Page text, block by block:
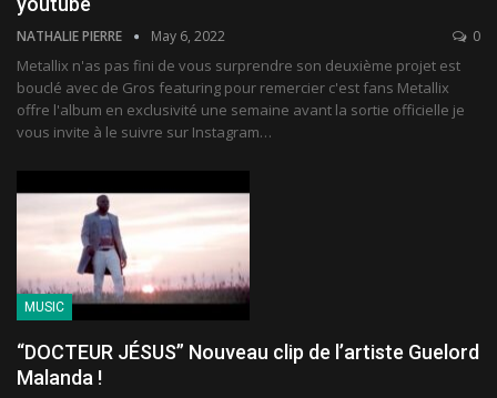
NATHALIE PIERRE May 6, 2022 0
Metallix n'as pas fini de vous surprendre son deuxième projet est
bouclé avec de Gros featuring pour remercier c'est fans Metallix
offre l'album en exclusivité une semaine avant la sortie officielle je
vous invite à le suivre sur Instagram…
MUSIC
“DOCTEUR JÉSUS” Nouveau clip de l’artiste Guelord
Malanda !